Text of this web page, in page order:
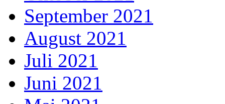
September 2021
August 2021
Juli 2021
Juni 2021